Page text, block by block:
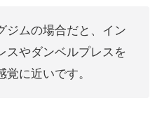
ジムの場合だと、イン
スやダンベルプレスを
覚に近いです。